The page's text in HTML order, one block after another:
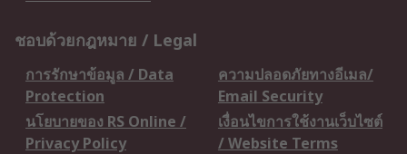
ชอบด้วยกฎหมาย / Legal
การรักษาข้อมูล / Data
Protection
ความปลอดภัยทางอีเมล/
Email Security
นโยบายของ RS Online /
Privacy Policy
เงื่อนไขการใช้งานเว็บไซต์
/ Website Terms